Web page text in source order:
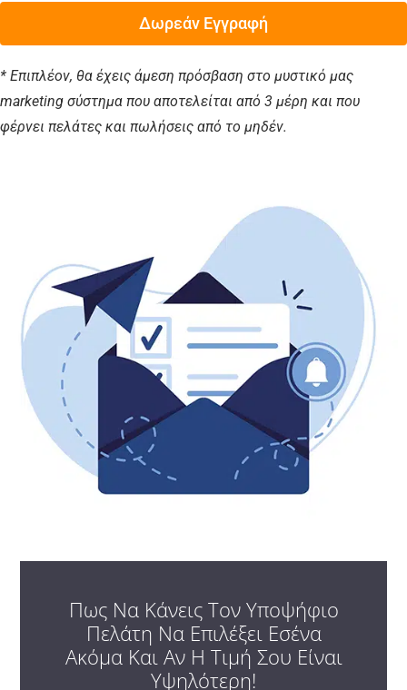
Δωρεάν Εγγραφή
* Επιπλέον, θα έχεις άμεση πρόσβαση στο μυστικό μας
marketing σύστημα που αποτελείται από 3 μέρη και που
φέρνει πελάτες και πωλήσεις από το μηδέν.
Πως Να Κάνεις Τον Υποψήφιο
Πελάτη Να Επιλέξει Εσένα
Ακόμα Και Αν Η Τιμή Σου Είναι
Υψηλότερη!